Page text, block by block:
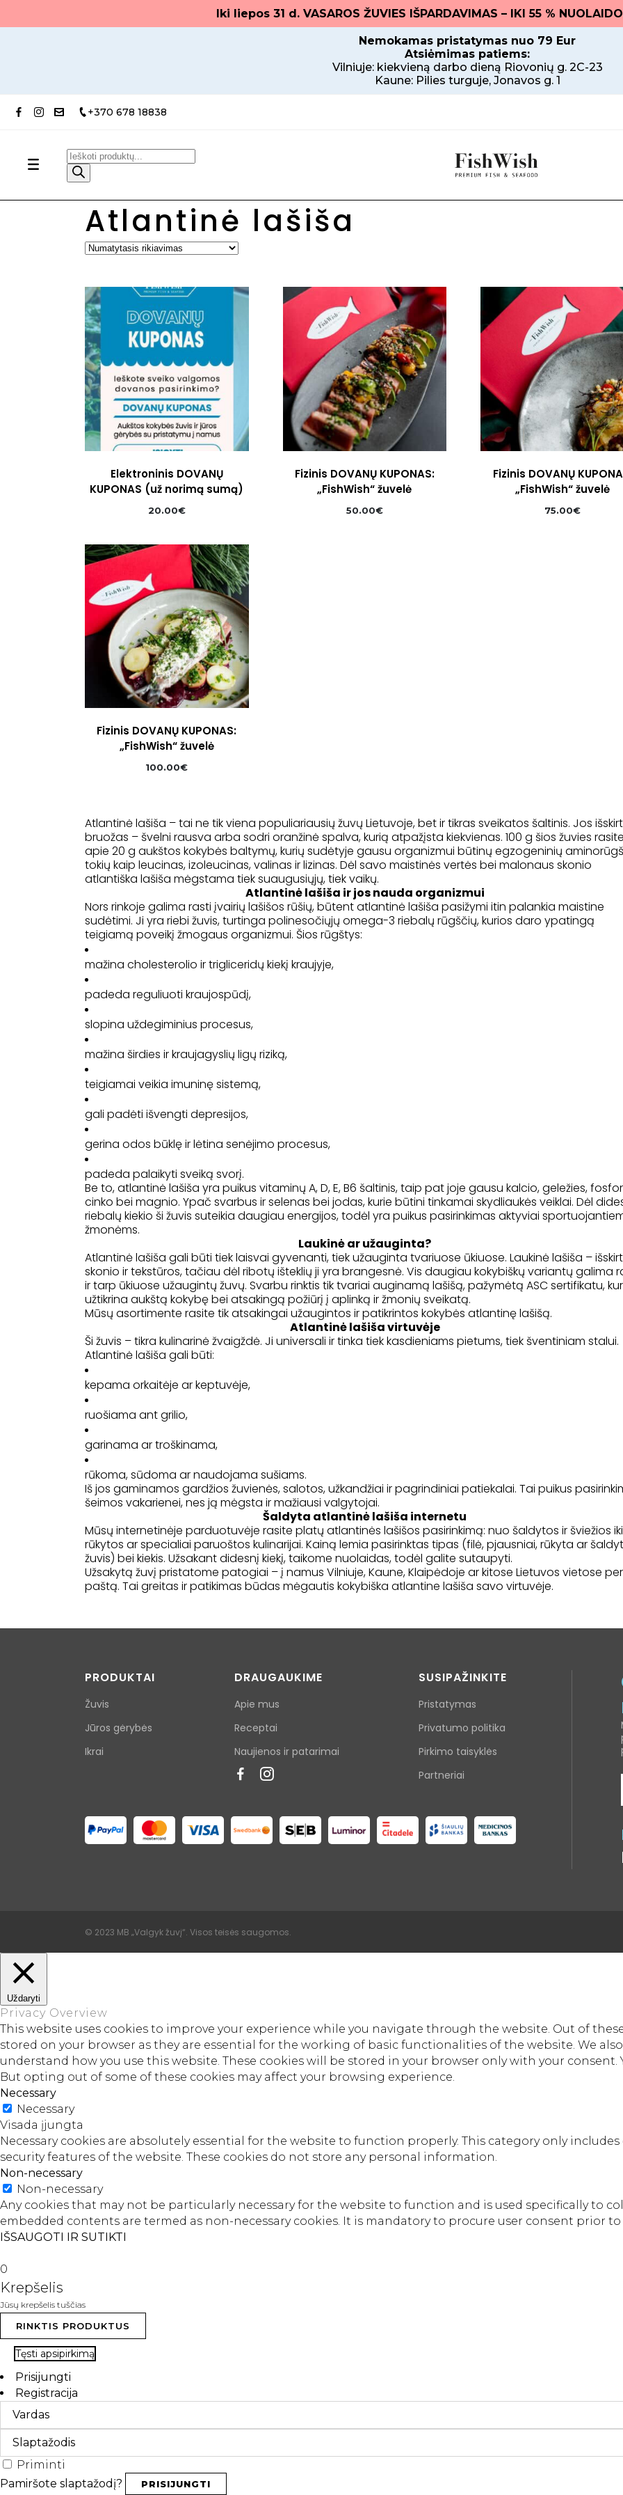
Iki liepos 31 d. VASAROS ŽUVIES IŠPARDAVIMAS – IKI 55 %
Nemokamas pristatymas nuo 79 Eur
Atsiėmimas patiems:
Vilniuje: kiekvieną darbo dieną Riovonių g. 2C-23
Kaune: Pilies turguje, Jonavos g. 1
+370 678 18838
Products
search
Pradžia/Raudona žuvis
Atlantinė lašiša
Elektroninis DOVANŲ
KUPONAS (už norimą sumą)
20.00€
Fizinis DOVANŲ KUPONAS:
„FishWish“ žuvelė
50.00€
Fizinis DOVANŲ
„FishWish“ žuvelė
75.00€
Fizinis DOVANŲ KUPONAS:
„FishWish“ žuvelė
100.00€
Atlantinė lašiša – tai ne tik viena populiariausių žuvų Lietuvoje, bet ir tikras sveikatos šaltinis. Jos
bruožas – švelni rausva arba sodri oranžinė spalva, kurią atpažįsta kiekvienas. 100 g šios žuvies rasite
apie 20 g aukštos kokybės baltymų, kurių sudėtyje gausu organizmui būtinų egzogeninių
tokių kaip leucinas, izoleucinas, valinas ir lizinas. Dėl savo maistinės vertės bei malonaus skonio
atlantiška lašiša mėgstama tiek suaugusiųjų, tiek vaikų.
Atlantinė lašiša ir jos nauda organizmui
Nors rinkoje galima rasti įvairių lašišos rūšių, būtent atlantinė lašiša pasižymi itin palankia maistine
sudėtimi. Ji yra riebi žuvis, turtinga polinesočiųjų omega-3 riebalų rūgščių, kurios daro ypatingą
teigiamą poveikį žmogaus organizmui. Šios rūgštys:
mažina cholesterolio ir trigliceridų kiekį kraujyje,
padeda reguliuoti kraujospūdį,
slopina uždegiminius procesus,
mažina širdies ir kraujagyslių ligų riziką,
teigiamai veikia imuninę sistemą,
gali padėti išvengti depresijos,
gerina odos būklę ir lėtina senėjimo procesus,
padeda palaikyti sveiką svorį.
Be to, atlantinė lašiša yra puikus vitaminų A, D, E, B6 šaltinis, taip pat joje gausu kalcio, geležies,
cinko bei magnio. Ypač svarbus ir selenas bei jodas, kurie būtini tinkamai skydliaukės veiklai. Dėl
riebalų kiekio ši žuvis suteikia daugiau energijos, todėl yra puikus pasirinkimas aktyviai
žmonėms.
Laukinė ar užauginta?
Atlantinė lašiša gali būti tiek laisvai gyvenanti, tiek užauginta tvariuose ūkiuose. Laukinė lašiša –
skonio ir tekstūros, tačiau dėl ribotų išteklių ji yra brangesnė. Vis daugiau kokybiškų variantų galima
ir tarp ūkiuose užaugintų žuvų. Svarbu rinktis tik tvariai auginamą lašišą, pažymėtą ASC sertifikatu,
užtikrina aukštą kokybę bei atsakingą požiūrį į aplinką ir žmonių sveikatą.
Mūsų asortimente rasite tik atsakingai užaugintos ir patikrintos kokybės atlantinę lašišą.
Atlantinė lašiša virtuvėje
Ši žuvis – tikra kulinarinė žvaigždė. Ji universali ir tinka tiek kasdieniams pietums, tiek šventiniam stalui.
Atlantinė lašiša gali būti:
kepama orkaitėje ar keptuvėje,
ruošiama ant grilio,
garinama ar troškinama,
rūkoma, sūdoma ar naudojama sušiams.
Iš jos gaminamos gardžios žuvienės, salotos, užkandžiai ir pagrindiniai patiekalai. Tai puikus
šeimos vakarienei, nes ją mėgsta ir mažiausi valgytojai.
Šaldyta atlantinė lašiša internetu
Mūsų internetinėje parduotuvėje rasite platų atlantinės lašišos pasirinkimą: nuo šaldytos ir šviežios iki
rūkytos ar specialiai paruoštos kulinarijai. Kainą lemia pasirinktas tipas (filė, pjausniai, rūkyta ar
žuvis) bei kiekis. Užsakant didesnį kiekį, taikome nuolaidas, todėl galite sutaupyti.
Užsakytą žuvį pristatome patogiai – į namus Vilniuje, Kaune, Klaipėdoje ar kitose Lietuvos vietose per
paštą. Tai greitas ir patikimas būdas mėgautis kokybiška atlantine lašiša savo virtuvėje.
PRODUKTAI
Žuvis
Jūros gėrybės
Ikrai
DRAUGAUKIME
Apie mus
Receptai
Naujienos ir patarimai
SUSIPAŽINKITE
Pristatymas
Privatumo politika
Pirkimo taisyklės
Partneriai
© 2023 MB „Valgyk žuvį“. Visos teisės saugomos.
Uždaryti
Privacy Overview
This website uses cookies to improve your experience while you navigate through the website. Out of
stored on your browser as they are essential for the working of basic functionalities of the website. We
understand how you use this website. These cookies will be stored in your browser only with your
But opting out of some of these cookies may affect your browsing experience.
Necessary
Necessary
Visada įjungta
Necessary cookies are absolutely essential for the website to function properly. This category only
security features of the website. These cookies do not store any personal information.
Non-necessary
Non-necessary
Any cookies that may not be particularly necessary for the website to function and is used specifically to
embedded contents are termed as non-necessary cookies. It is mandatory to procure user consent prior
IŠSAUGOTI IR SUTIKTI
0
Krepšelis
Jūsų krepšelis tuščias
RINKTIS PRODUKTUS
Tęsti apsipirkimą
Prisijungti
Registracija
Priminti
Pamiršote slaptažodį?
PRISIJUNGTI